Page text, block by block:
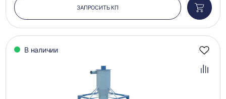
ЗАПРОСИТЬ КП
в
В наличии